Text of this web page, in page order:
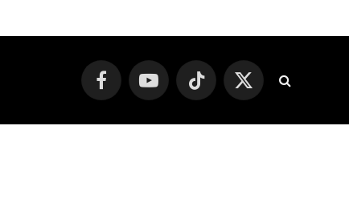
FacebookYouTube TikTok
X
(Twitter)